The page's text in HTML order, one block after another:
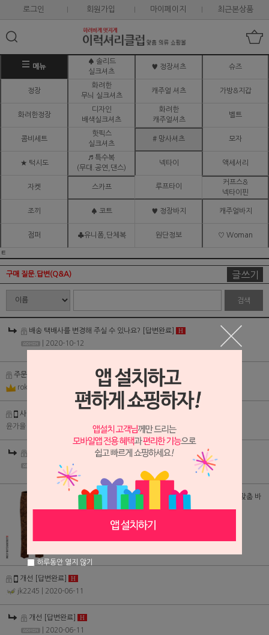
로그인 회원가입 마이페이지 최근본상품
메뉴
♠ 솔리드
실크셔츠
♥ 정장셔츠 슈즈
정장
화려한
무늬 실크셔츠
캐주얼 셔츠 가방&지갑
화려한정장
디자인
배색실크셔츠
화려한
캐주얼셔츠
벨트
콤비세트
핫픽스
실크셔츠
# 망사셔츠 모자
★ 턱시도
♬ 특수복
(무대.공연,댄스)
넥타이 액세서리
자켓 스카프 루프타이
커프스&
넥타이핀
조끼 ♠ 코트 ♥ 정장바지 캐주얼바지
점퍼 ♣유니폼,단체복 원단정보 ♡ Woman
ㅌ
구매 질문.답변(Q&A) 글쓰기
검색
배송 택배사를 변경해 주실 수 있나요? [답변완료]
H
| 2020-10-12
주문 오류 및 색상 문의
rokmc0917
사이즈문의
윤가을
[답변완료] H
| 2020-07-14
(PT15D01) 브라운 페이즐리 대님스판 팬츠,맞춤 바지,남녀 맞춤 바
지
스커트제작문의(1) H
개선 [답변완료]
H
jk2245
| 2020-06-11
개선 [답변완료]
H
| 2020-06-11
하루동안 열지 않기